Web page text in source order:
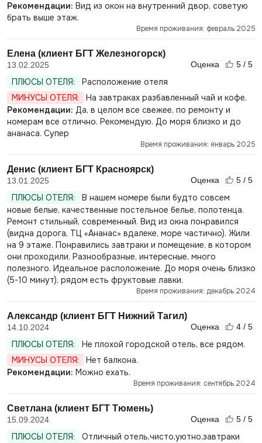
Рекомендации: Вид из окон на внутренний двор, советую
брать выше этаж.
Время проживания: февраль 2025
Елена (клиент БГТ Железногорск)
13.02.2025 Оценка 5 / 5
ПЛЮСЫ ОТЕЛЯ:
Расположение отеля
МИНУСЫ ОТЕЛЯ:
На завтраках разбавленный чай и кофе.
Рекомендации: Да, в целом все свежее, по ремонту и
номерам все отлично. Рекомендую. До моря близко и до
ананаса. Супер
Время проживания: январь 2025
Денис (клиент БГТ Красноярск)
13.01.2025 Оценка 5 / 5
ПЛЮСЫ ОТЕЛЯ:
В нашем номере были будто совсем
новые белые, качественные постельное белье, полотенца.
Ремонт стильный, современный. Вид из окна понравился
(видна дорога, ТЦ «Ананас» вдалеке, море частично). Жили
на 9 этаже. Понравились завтраки и помещение, в котором
они проходили. Разнообразные, интересные, много
полезного. Идеальное расположение. До моря очень близко
(5-10 минут), рядом есть фруктовые лавки.
Время проживания: декабрь 2024
Александр (клиент БГТ Нижний Тагил)
14.10.2024 Оценка 4 / 5
ПЛЮСЫ ОТЕЛЯ:
Не плохой городской отель, все рядом.
МИНУСЫ ОТЕЛЯ:
Нет балкона.
Рекомендации: Можно ехать.
Время проживания: сентябрь 2024
Светлана (клиент БГТ Тюмень)
15.09.2024 Оценка 5 / 5
ПЛЮСЫ ОТЕЛЯ:
Отличный отель,чисто,уютно,завтраки